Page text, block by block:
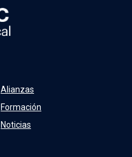
Alianzas
Formación
Noticias